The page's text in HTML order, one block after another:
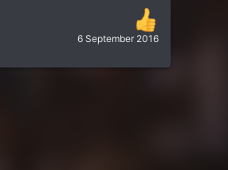
6 September 2016